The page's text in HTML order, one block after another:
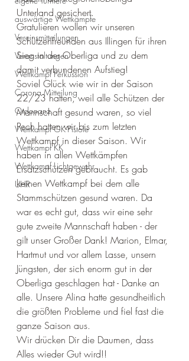
auswärtige Wettkämpfe
Vereinsmitteilungen
Veranstaltungen
Wettkampf Perkussion
Corona Mitteilung
Ordonanz
Wettkampf GK-Pistole
Wettkampf KK
Wettkampf Lichtgewehr
UHR
Unterland gesichert.
Gratulieren wollen wir unseren
Schützenfreunden aus Illingen für ihren
Sieg in der Oberliga und zu dem
damit verbundenen Aufstieg!
Soviel Glück wie wir in der Saison
22/23 hatten, weil alle Schützen der
Mannschaft gesund waren, so viel
Pech hatten wir bis zum letzten
Wettkampf in dieser Saison. Wir
haben in allen Wettkämpfen
Ersatzschützen gebraucht. Es gab
keinen Wettkampf bei dem alle
Stammschützen gesund waren. Da
war es echt gut, dass wir eine sehr
gute zweite Mannschaft haben - der
gilt unser Großer Dank! Marion, Elmar,
Hartmut und vor allem Lasse, unsern
Jüngsten, der sich enorm gut in der
Oberliga geschlagen hat - Danke an
alle. Unsere Alina hatte gesundheitlich
die größten Probleme und fiel fast die
ganze Saison aus.
Wir drücken Dir die Daumen, dass
Alles wieder Gut wird!!